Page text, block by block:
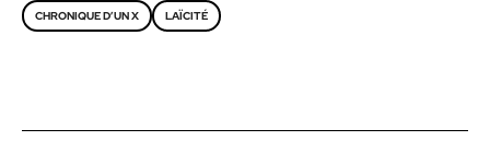
CHRONIQUE D’UN X LAÏCITÉ